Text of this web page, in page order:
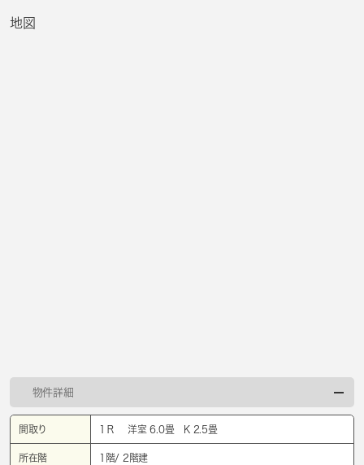
地図
物件詳細
間取り 1Ｒ 洋室 6.0畳 K 2.5畳
所在階 1階/ 2階建